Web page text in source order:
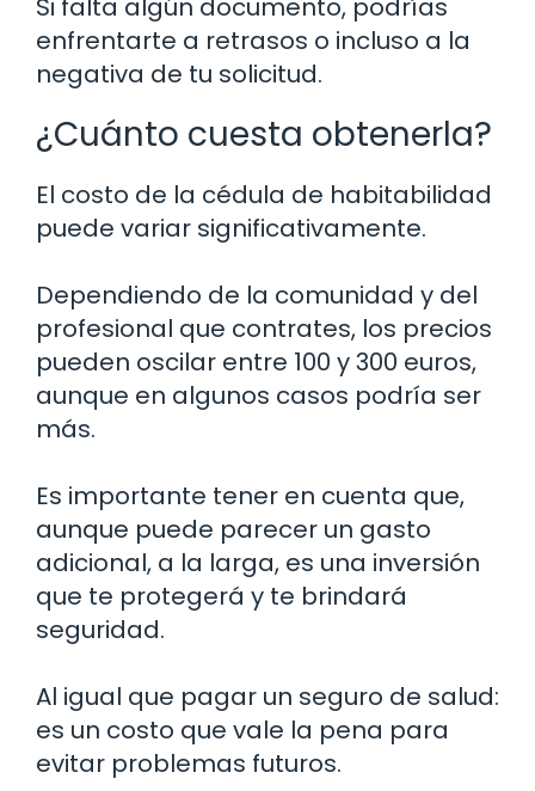
Si falta algún documento, podrías
enfrentarte a retrasos o incluso a la
negativa de tu solicitud.
¿Cuánto cuesta obtenerla?
El costo de la cédula de habitabilidad
puede variar significativamente.
Dependiendo de la comunidad y del
profesional que contrates, los precios
pueden oscilar entre 100 y 300 euros,
aunque en algunos casos podría ser
más.
Es importante tener en cuenta que,
aunque puede parecer un gasto
adicional, a la larga, es una inversión
que te protegerá y te brindará
seguridad.
Al igual que pagar un seguro de salud:
es un costo que vale la pena para
evitar problemas futuros.